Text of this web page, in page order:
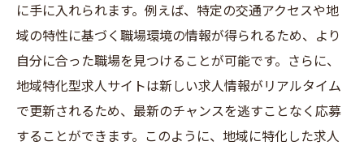
地域特化型求人サイトで訪問介護の平日求人を
見つける
フィルター機能を最大限に活用
求人情報の分析方法
に手に入れられます。例えば、特定の交通アクセスや地
域の特性に基づく職場環境の情報が得られるため、より
自分に合った職場を見つけることが可能です。さらに、
地域特化型求人サイトは新しい求人情報がリアルタイム
で更新されるため、最新のチャンスを逃すことなく応募
することができます。このように、地域に特化した求人